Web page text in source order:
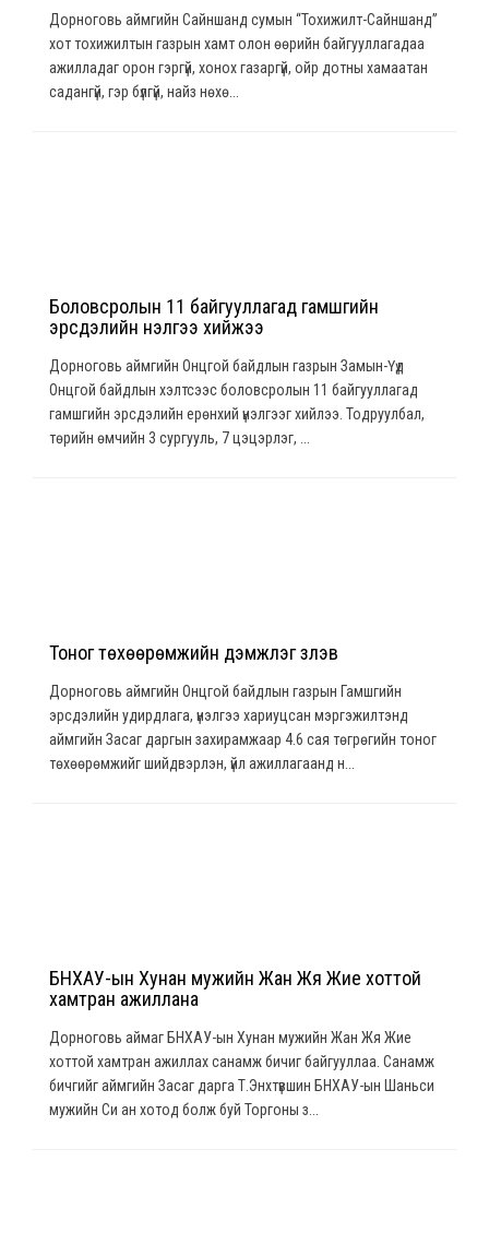
Дорноговь аймгийн Сайншанд сумын “Тохижилт-Сайншанд”
хот тохижилтын газрын хамт олон өөрийн байгууллагадаа
ажилладаг орон гэргүй, хонох газаргүй, ойр дотны хамаатан
садангүй, гэр бүлгүй, найз нөхө...
Боловсролын 11 байгууллагад гамшгийн
эрсдэлийн үнэлгээ хийжээ
Дорноговь аймгийн Онцгой байдлын газрын Замын-Үүд
Онцгой байдлын хэлтсээс боловсролын 11 байгууллагад
гамшгийн эрсдэлийн ерөнхий үнэлгээг хийлээ. Тодруулбал,
төрийн өмчийн 3 сургууль, 7 цэцэрлэг, ...
Тоног төхөөрөмжийн дэмжлэг үзүүлэв
Дорноговь аймгийн Онцгой байдлын газрын Гамшгийн
эрсдэлийн удирдлага, үнэлгээ хариуцсан мэргэжилтэнд
аймгийн Засаг даргын захирамжаар 4.6 сая төгрөгийн тоног
төхөөрөмжийг шийдвэрлэн, үйл ажиллагаанд н...
БНХАУ-ын Хунан мужийн Жан Жя Жие хоттой
хамтран ажиллана
Дорноговь аймаг БНХАУ-ын Хунан мужийн Жан Жя Жие
хоттой хамтран ажиллах санамж бичиг байгууллаа. Санамж
бичгийг аймгийн Засаг дарга Т.Энхтүвшин БНХАУ-ын Шаньси
мужийн Си ан хотод болж буй Торгоны з...